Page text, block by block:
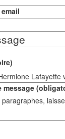
message